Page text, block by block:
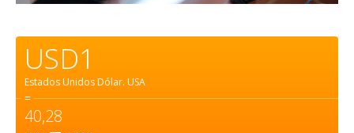
USD1
Estados Unidos Dólar. USA
=
40,28